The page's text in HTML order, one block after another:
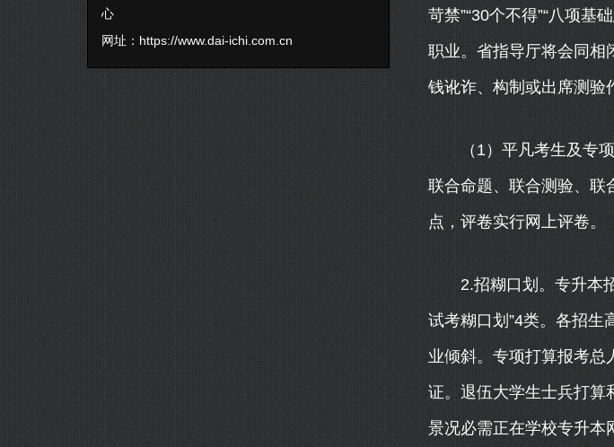
心
网址： https://www.dai-ichi.com.cn
苛禁”“30个不得”“八项基
职业。省指导厅将会同相
钱讹诈、构制或出席测验
（1）平凡考生及专项
联合命题、联合测验、联
点，评卷实行网上评卷。
2.招糊口划。专升本招
试考糊口划”4类。各招生
业倾斜。专项打算报考总
证。退伍大学生士兵打算
景况必需正在学校专升本